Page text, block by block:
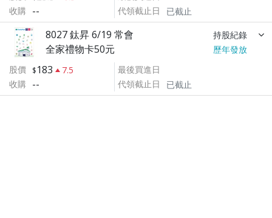
收購 --
代領截止日
已截止
8027 鈦昇 6/19 常會 持股紀錄
全家禮物卡50元
歷年發放
股價
183
7.5
收購 --
最後買進日
代領截止日
已截止